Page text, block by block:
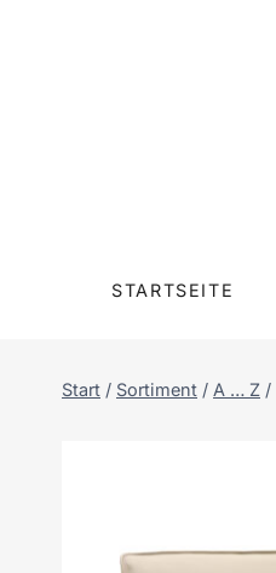
STARTSEITE
Start / Sortiment / A … Z /